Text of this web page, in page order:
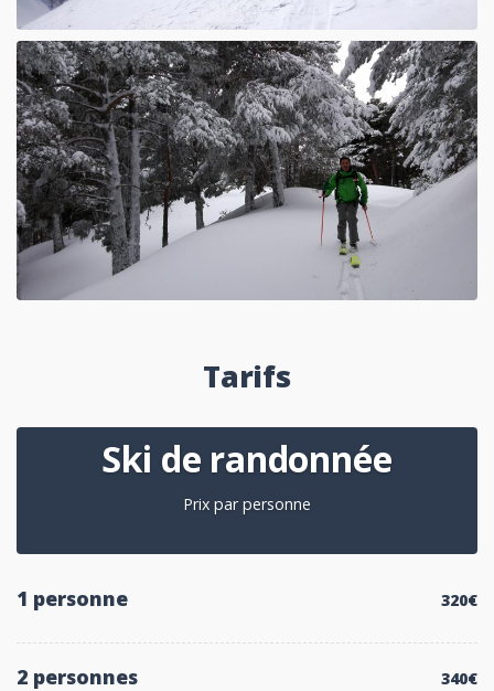
Tarifs
Ski de randonnée
Prix par personne
1 personne 320€
2 personnes 340€